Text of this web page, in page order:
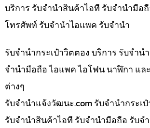
บริการ รับจำนำสินค้าไอที รับจำนำมือ
โทรศัพท์ รับจำนำไอแพค รับจำนำ
รับจำนำกระเป๋าวิตตอง บริการ รับจำน
จำนำมือถือ ไอแพค ไอโฟน นาฬิกา แล
ต่างๆ
รับจํานําแจ้งวัฒนะ.com รับจำนำกระเ
รับจำนำสินค้าไอที รับจำนำมือถือ รับจ